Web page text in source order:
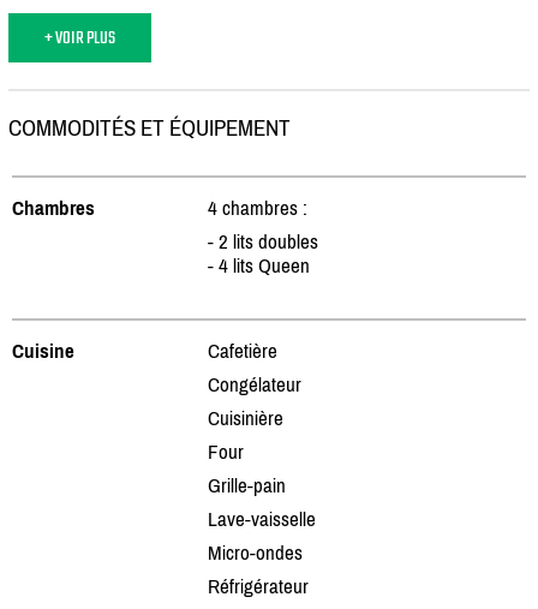
+ VOIR PLUS
COMMODITÉS ET ÉQUIPEMENT
Chambres
4 chambres :
- 2 lits doubles
- 4 lits Queen
Cuisine
Cafetière
Congélateur
Cuisinière
Four
Grille-pain
Lave-vaisselle
Micro-ondes
Réfrigérateur